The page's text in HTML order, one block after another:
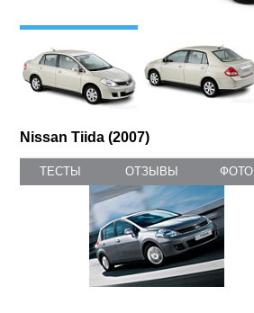
Nissan Tiida (2007)
ТЕСТЫ ОТЗЫВЫ ФОТО